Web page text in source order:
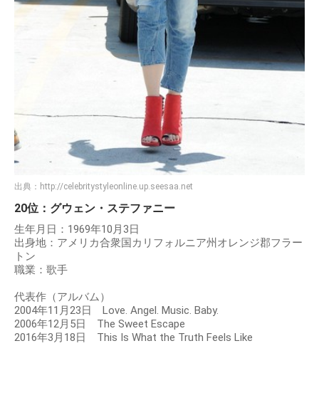
出典： http://celebritystyleonline.up.seesaa.net
20位：グウェン・ステファニー
生年月日：1969年10月3日
出身地：アメリカ合衆国カリフォルニア州オレンジ郡フラー
トン
職業：歌手
代表作（アルバム）
2004年11月23日 Love. Angel. Music. Baby.
2006年12月5日 The Sweet Escape
2016年3月18日 This Is What the Truth Feels Like